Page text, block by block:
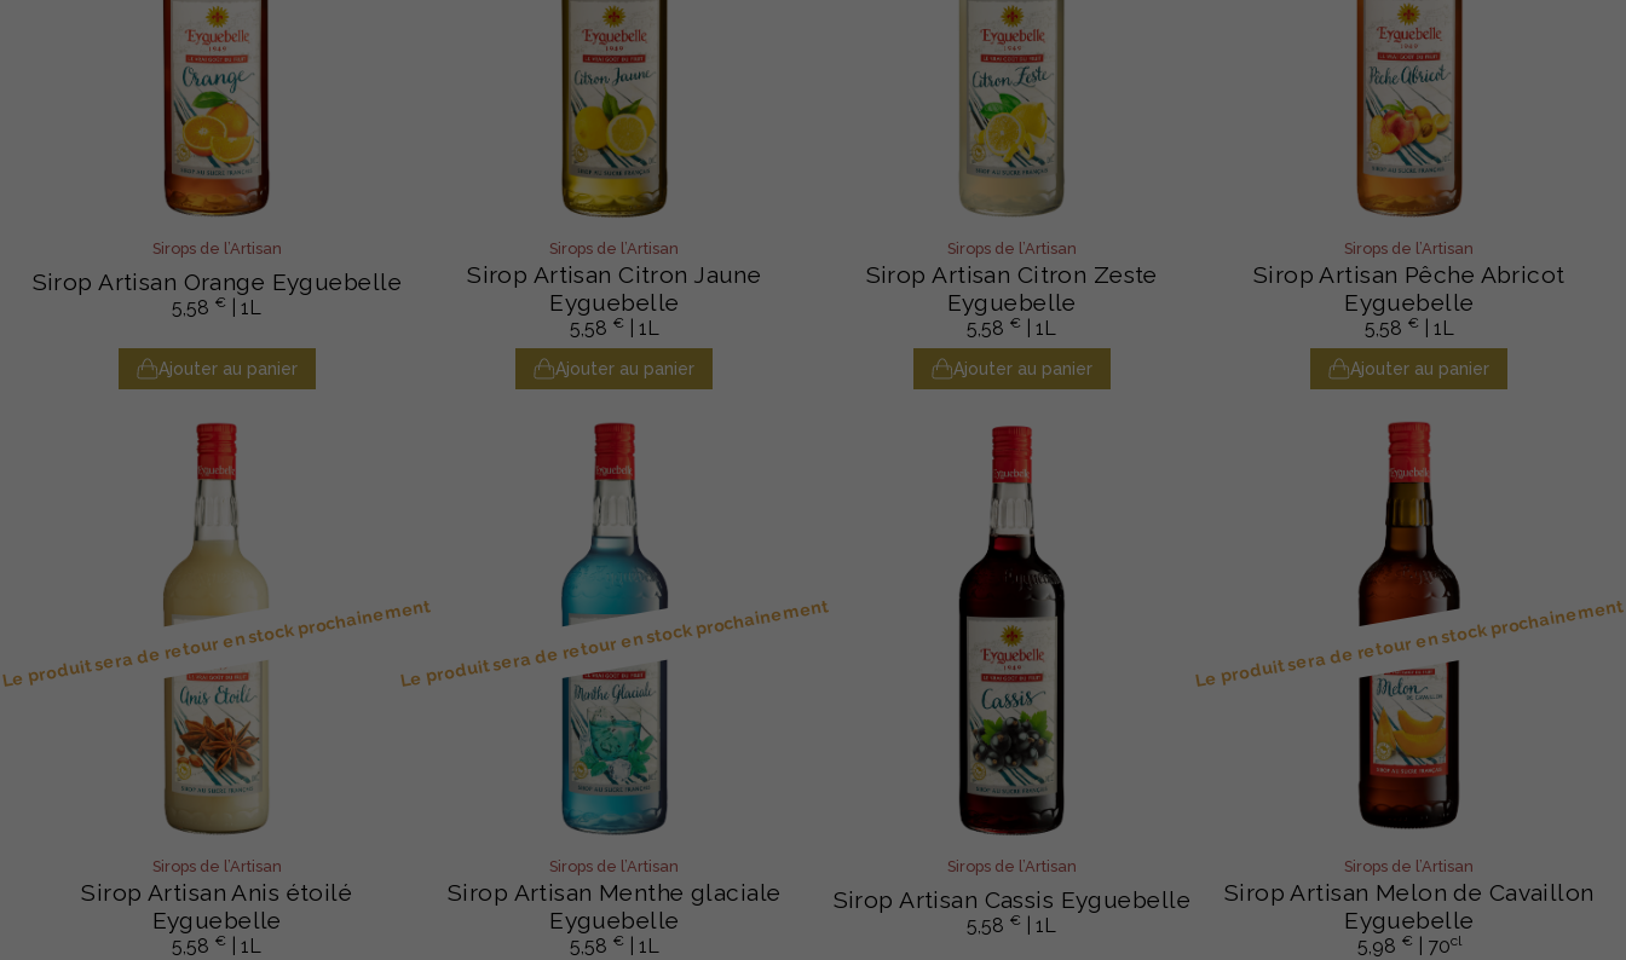
Sirops de l’Artisan
Sirop Artisan Orange Eyguebelle
5,58 € | 1L
Ajouter au panier
Sirops de l’Artisan
Sirop Artisan Citron Jaune
Eyguebelle
5,58 € | 1L
Ajouter au panier
Sirops de l’Artisan
Sirop Artisan Citron Zeste
Eyguebelle
5,58 € | 1L
Ajouter au panier
Sirops de l’Artisan
Sirop Artisan Pêche Abricot
Eyguebelle
5,58 € | 1L
Ajouter au panier
Le produit sera de retour en stock prochainement
Sirops de l’Artisan
Sirop Artisan Anis étoilé
Eyguebelle
5,58 € | 1L
Le produit sera de retour en stock prochainement
Sirops de l’Artisan
Sirop Artisan Menthe glaciale
Eyguebelle
5,58 € | 1L
Sirops de l’Artisan
Sirop Artisan Cassis Eyguebelle
5,58 € | 1L
Le produit sera de retour en stock prochainement
Sirops de l’Artisan
Sirop Artisan Melon de Cavaillon
Eyguebelle
5,98 € | 70cl